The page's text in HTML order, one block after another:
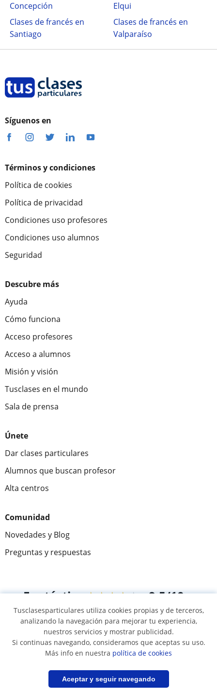
Guardar búsqueda
Concepción
Elqui
Clases de francés en
Santiago
Clases de francés en
Valparaíso
Síguenos en
Términos y condiciones
Política de cookies
Política de privacidad
Condiciones uso profesores
Condiciones uso alumnos
Seguridad
Descubre más
Ayuda
Cómo funciona
Acceso profesores
Acceso a alumnos
Misión y visión
Tusclases en el mundo
Sala de prensa
Únete
Dar clases particulares
Alumnos que buscan profesor
Alta centros
Comunidad
Novedades y Blog
Preguntas y respuestas
Fantástica★★★★★ 9,5/10
305915 opiniones de alumnos
© 2007 - 2026 Tus clases particulares
Mapa web:Profesores particulares
Tusclasesparticulares utiliza cookies propias y de terceros,
analizando la navegación para mejorar tu experiencia,
nuestros servicios y mostrar publicidad.
Si continuas navegando, consideramos que aceptas su uso.
Más info en nuestra política de cookies
Aceptar y seguir navegando